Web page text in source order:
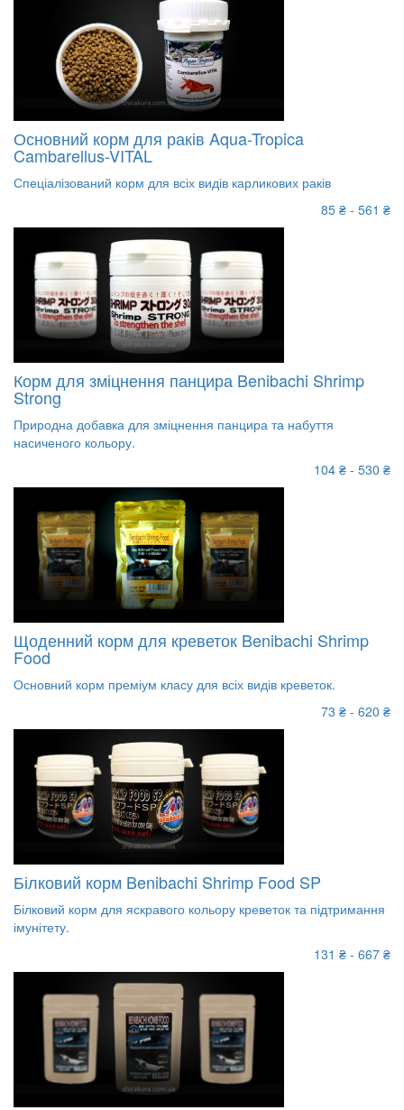
Основний корм для раків Aqua-Tropica
Cambarellus-VITAL
Спеціалізований корм для всіх видів карликових раків
85 ₴ - 561 ₴
Корм для зміцнення панцира Benibachi Shrimp
Strong
Природна добавка для зміцнення панцира та набуття
насиченого кольору.
104 ₴ - 530 ₴
Щоденний корм для креветок Benibachi Shrimp
Food
Основний корм преміум класу для всіх видів креветок.
73 ₴ - 620 ₴
Білковий корм Benibachi Shrimp Food SP
Білковий корм для яскравого кольору креветок та підтримання
імунітету.
131 ₴ - 667 ₴